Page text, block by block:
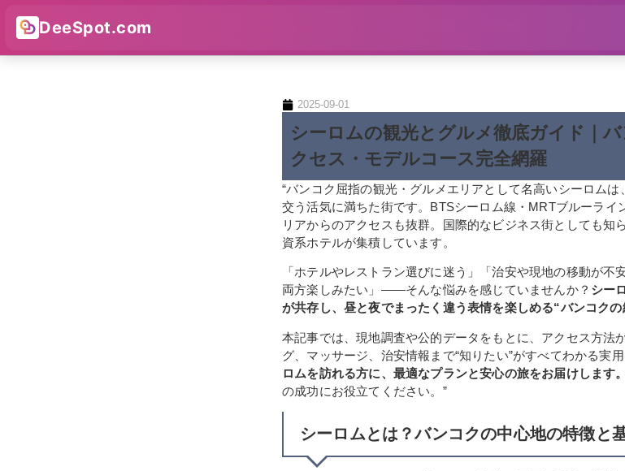
DeeSpot.com
2025-09-01
シーロムの観光とグルメ徹底ガイド｜
クセス・モデルコース完全網羅
“バンコク屈指の観光・グルメエリアとして名高いシーロム
交う活気に満ちた街です。BTSシーロム線・MRTブルーライ
リアからのアクセスも抜群。国際的なビジネス街としても知
資系ホテルが集積しています。
「ホテルやレストラン選びに迷う」「治安や現地の移動が不
両方楽しみたい」――そんな悩みを感じていませんか？ シー
が共存し、昼と夜でまったく違う表情を楽しめる“バンコクの
本記事では、現地調査や公的データをもとに、アクセス方法
グ、マッサージ、治安情報まで“知りたい”がすべてわかる実用
ロムを訪れる方に、最適なプランと安心の旅をお届けします。
の成功にお役立てください。”
シーロムとは？バンコクの中心地の特徴と